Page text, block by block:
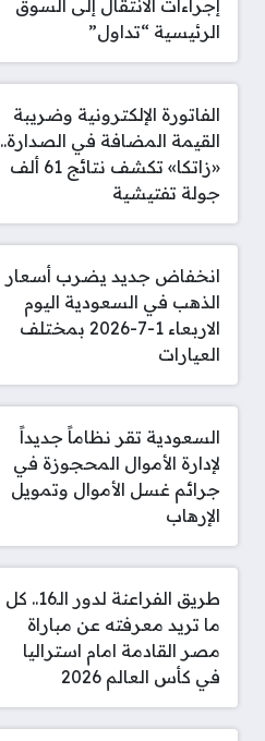
إجراءات الانتقال إلى السوق
الرئيسية “تداول”
الفاتورة الإلكترونية وضريبة
القيمة المضافة في الصدارة..
«زاتكا» تكشف نتائج 61 ألف
جولة تفتيشية
انخفاض جديد يضرب أسعار
الذهب في السعودية اليوم
الاربعاء 1-7-2026 بمختلف
العيارات
السعودية تقر نظاماً جديداً
لإدارة الأموال المحجوزة في
جرائم غسل الأموال وتمويل
الإرهاب
طريق الفراعنة لدور الـ16.. كل
ما تريد معرفته عن مباراة
مصر القادمة امام استراليا
في كأس العالم 2026